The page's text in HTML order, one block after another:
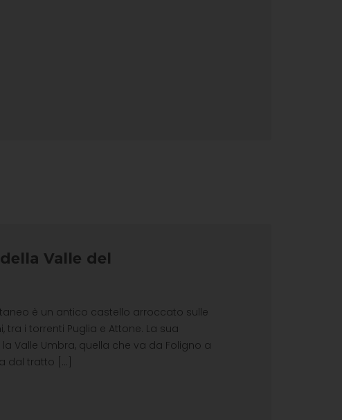
Valle del
è un antico castello arroccato sulle
i torrenti Puglia e Attone. La sua
Valle Umbra, quella che va da Foligno a
dal tratto [...]